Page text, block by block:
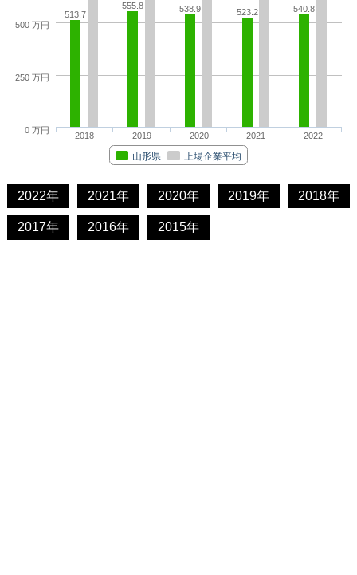
513.7
555.8 538.9 523.2 540.8
山形県 上場企業平均
2018 2019 2020 2021 2022
0 万円
250 万円
500 万円
2022年 2021年 2020年 2019年 2018年
2017年 2016年 2015年